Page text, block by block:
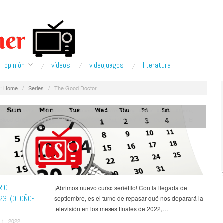
opinión ví­deos videojuegos literatura
Home / Series / The Good Doctor
(OTOÑO-
1, 2022
in Borderland ,All American,American Horror Story Andor Anime
Cabinet of Curiosities Cobra Kai Doctor Who Doom Patrol
His Dark Materials,Historias para no Dormir,Jack Ryan,La Novia Gitana,
Rings: The Rings of Power,Manifest ,Midnight Club Mosquito Coast
Mythic Quest ,Noticias , Pantheon,Rick and Morty Series Shantaram
Spy x Family,Star Wars, Stargirl Tales of the Jedi The Crown ,The
The Good Fight,The Handmaid's Tale, The Peripheral The Rookie
The White Lotus ,Titans ,Un Asunto Privado Wednesday ¡García!
¡Abrimos nuevo curso seriéfilo! Con la llegada de
septiembre, es el turno de repasar qué nos deparará la
televisión en los meses finales de 2022,…